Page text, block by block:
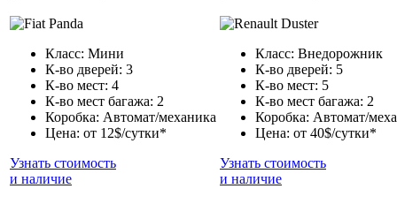
Класс: Мини
К-во дверей: 3
К-во мест: 4
К-во мест багажа: 2
Коробка: Автомат/механика
Цена: от 12$/сутки*
Узнать стоимость
и наличие
Класс: Внедорожник
К-во дверей: 5
К-во мест: 5
К-во мест багажа: 2
Коробка: Автомат/
Цена: от 40$/сутки*
Узнать стоимость
и наличие